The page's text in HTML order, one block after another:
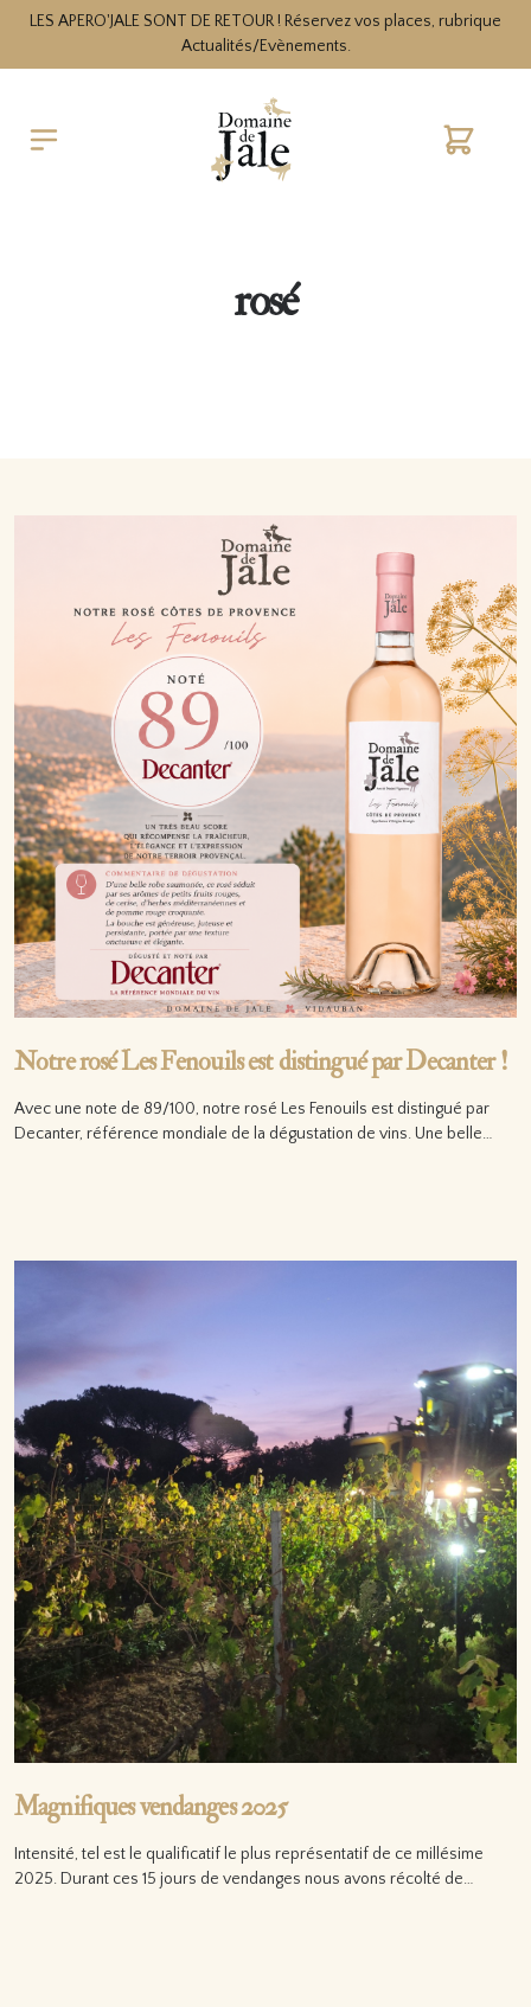
LES APERO'JALE SONT DE RETOUR ! Réservez vos places, rubrique
Actualités/Evènements.
Cart
rosé
Notre rosé Les Fenouils est distingué par Decanter !
Avec une note de 89/100, notre rosé Les Fenouils est distingué par
Decanter, référence mondiale de la dégustation de vins. Une belle…
Magnifiques vendanges 2025
Intensité, tel est le qualificatif le plus représentatif de ce millésime
2025. Durant ces 15 jours de vendanges nous avons récolté de…